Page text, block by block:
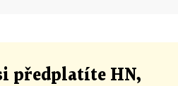
předplatíte HN,